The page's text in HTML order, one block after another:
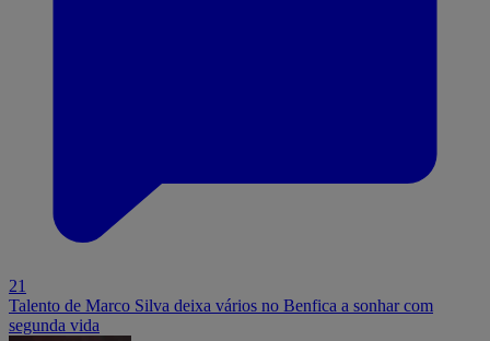
21
Talento de Marco Silva deixa vários no Benfica a sonhar com
segunda vida